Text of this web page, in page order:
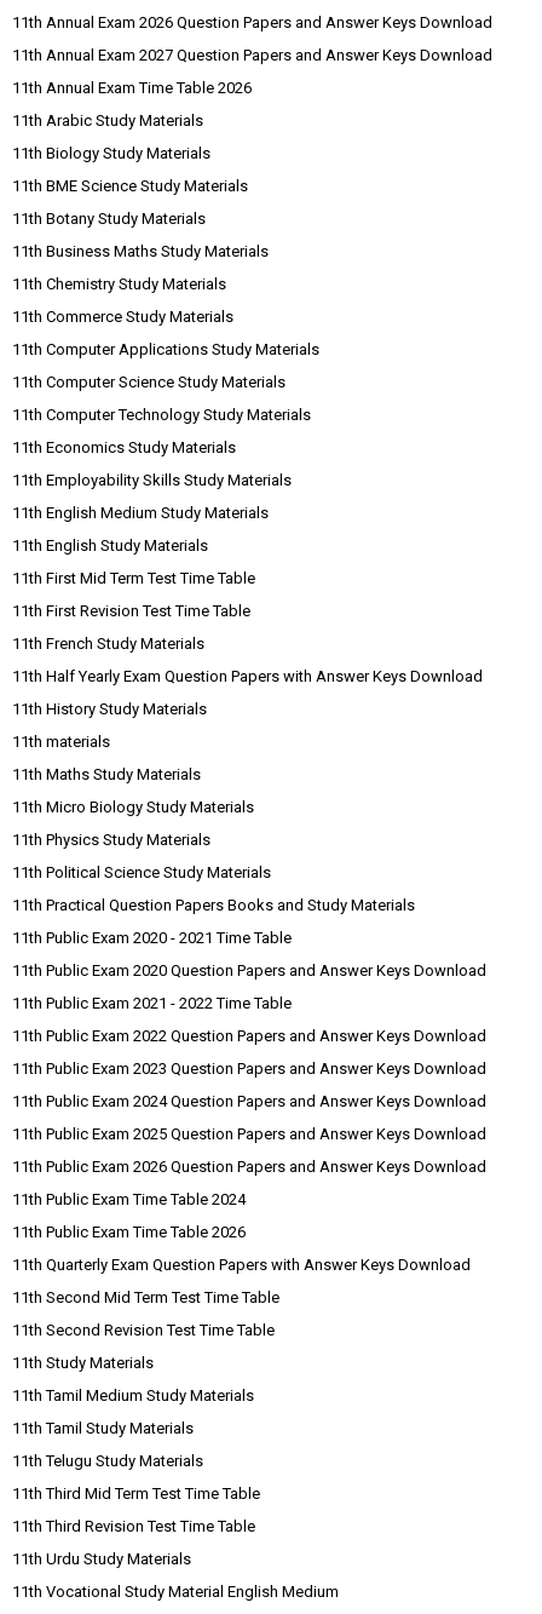
11th Annual Exam 2026 Question Papers and Answer Keys Download
11th Annual Exam 2027 Question Papers and Answer Keys Download
11th Annual Exam Time Table 2026
11th Arabic Study Materials
11th Biology Study Materials
11th BME Science Study Materials
11th Botany Study Materials
11th Business Maths Study Materials
11th Chemistry Study Materials
11th Commerce Study Materials
11th Computer Applications Study Materials
11th Computer Science Study Materials
11th Computer Technology Study Materials
11th Economics Study Materials
11th Employability Skills Study Materials
11th English Medium Study Materials
11th English Study Materials
11th First Mid Term Test Time Table
11th First Revision Test Time Table
11th French Study Materials
11th Half Yearly Exam Question Papers with Answer Keys Download
11th History Study Materials
11th materials
11th Maths Study Materials
11th Micro Biology Study Materials
11th Physics Study Materials
11th Political Science Study Materials
11th Practical Question Papers Books and Study Materials
11th Public Exam 2020 - 2021 Time Table
11th Public Exam 2020 Question Papers and Answer Keys Download
11th Public Exam 2021 - 2022 Time Table
11th Public Exam 2022 Question Papers and Answer Keys Download
11th Public Exam 2023 Question Papers and Answer Keys Download
11th Public Exam 2024 Question Papers and Answer Keys Download
11th Public Exam 2025 Question Papers and Answer Keys Download
11th Public Exam 2026 Question Papers and Answer Keys Download
11th Public Exam Time Table 2024
11th Public Exam Time Table 2026
11th Quarterly Exam Question Papers with Answer Keys Download
11th Second Mid Term Test Time Table
11th Second Revision Test Time Table
11th Study Materials
11th Tamil Medium Study Materials
11th Tamil Study Materials
11th Telugu Study Materials
11th Third Mid Term Test Time Table
11th Third Revision Test Time Table
11th Urdu Study Materials
11th Vocational Study Material English Medium